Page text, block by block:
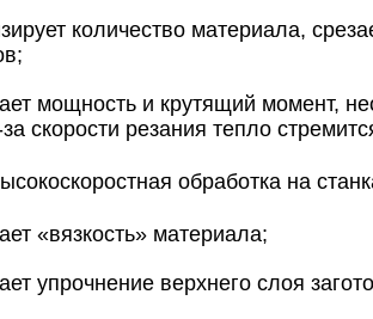
количество материала,
мощность и крутящий момент,
за скорости резания тепло
обработка на
«вязкость» материала;
упрочнение верхнего слоя